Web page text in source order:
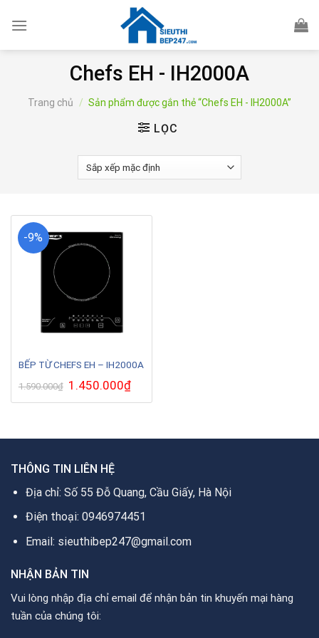
Chefs EH - IH2000A
Trang chủ / Sản phẩm được gắn thẻ “Chefs EH - IH2000A”
LỌC
-9%
BẾP TỪ CHEFS EH – IH2000A
1.590.000₫ Giá
gốc
là:
1.450.000₫Giá
hiện
tại
THÔNG TIN LIÊN HỆ
Địa chỉ: Số 55 Đỗ Quang, Cầu Giấy, Hà Nội
Điện thoại: 0946974451
Email: sieuthibep247@gmail.com
NHẬN BẢN TIN
Vui lòng nhập địa chỉ email để nhận bản tin khuyến mại hàng
tuần của chúng tôi: